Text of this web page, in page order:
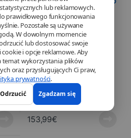
lub reklamowych.
prawidłowego funkcjonowania
Pozostałe są używane
W dowolnym momencie
lub dostosować swoje
cookie i opcje reklamowe. Aby
temat wykorzystania plików
oraz przysługujących Ci praw,
prywatności.
Odrzucić Zgadzam się
– 2 To Seconde génération
153,99€